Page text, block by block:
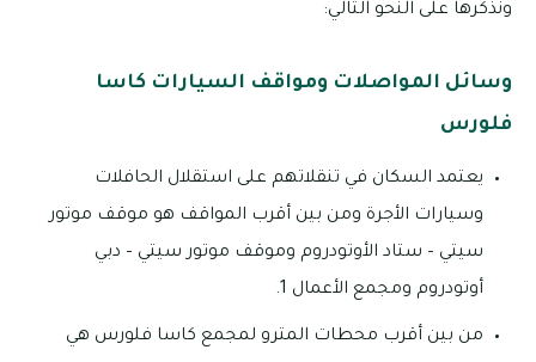
ونذكرها على النحو التالي:
وسائل المواصلات ومواقف السيارات كاسا
فلورس
يعتمد السكان في تنقلاتهم على استقلال الحافلات
وسيارات الأجرة ومن بين أقرب المواقف هو موقف موتور
سيتي – ستاد الأوتودروم وموقف موتور سيتي – دبي
أوتودروم ومجمع الأعمال 1.
من بين أقرب محطات المترو لمجمع كاسا فلورس هي